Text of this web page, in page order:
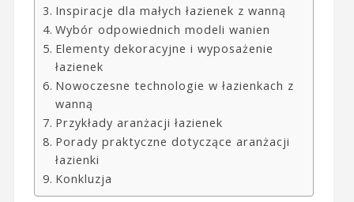
Inspiracje dla małych łazienek z wanną
Wybór odpowiednich modeli wanien
Elementy dekoracyjne i wyposażenie
łazienek
Nowoczesne technologie w łazienkach z
wanną
Przykłady aranżacji łazienek
Porady praktyczne dotyczące aranżacji
łazienki
Konkluzja